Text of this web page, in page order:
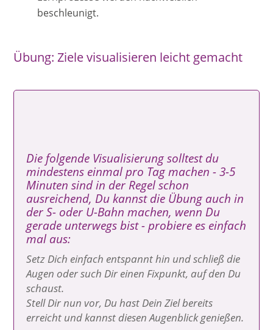
beschleunigt.
Übung: Ziele visualisieren leicht gemacht
Die folgende Visualisierung solltest du
mindestens einmal pro Tag machen - 3-5
Minuten sind in der Regel schon
ausreichend, Du kannst die Übung auch in
der S- oder U-Bahn machen, wenn Du
gerade unterwegs bist - probiere es einfach
mal aus:
Setz Dich einfach entspannt hin und schließ die
Augen oder such Dir einen Fixpunkt, auf den Du
schaust.
Stell Dir nun vor, Du hast Dein Ziel bereits
erreicht und kannst diesen Augenblick genießen.